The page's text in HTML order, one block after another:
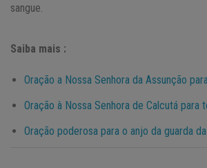
sangue.
Saiba mais :
Oração a Nossa Senhora da Assunção
Oração à Nossa Senhora de Calcutá para
Oração poderosa para o anjo da guarda